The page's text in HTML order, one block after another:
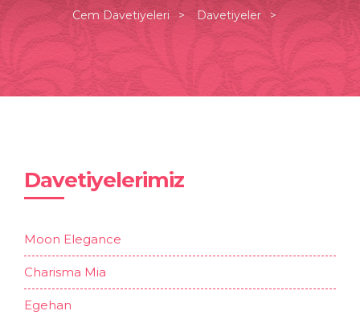
Cem Davetiyeleri Davetiyeler
Davetiyelerimiz
Moon Elegance
Charisma Mia
Egehan